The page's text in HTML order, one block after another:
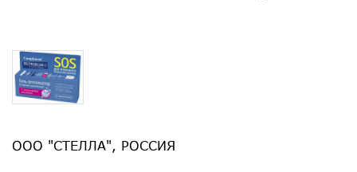
ООО "СТЕЛЛА", РОССИЯ